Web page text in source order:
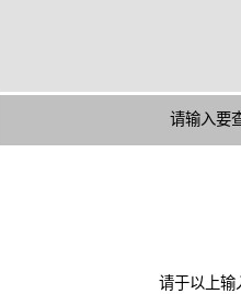
请输入要
请于以上输